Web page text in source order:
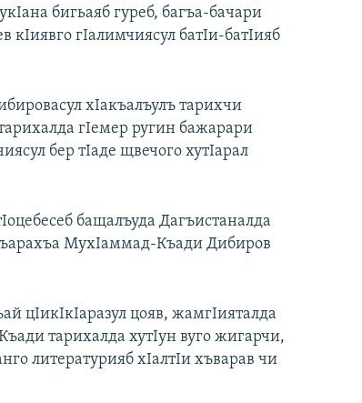
бигьаяб гуреб, багъа-бачари
кIиявго гIалимчиясул батIи-батIияб
хIакъалъулъ тарихчи
гIемер ругин бажарари
бер тIаде щвечого хутIарал
бащалъуда Дагъистаналда
МухIаммад-Къади Дибиров
цIикIкIаразул цояв, жамгIияталда
тарихалда хутIун вуго жигарчи,
литературияб хIалтIи хъварав чи